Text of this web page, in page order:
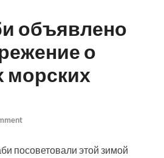
объявлено
о
морских
посоветовали этой зимой